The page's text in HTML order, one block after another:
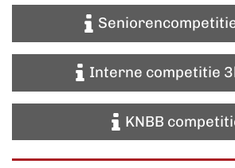
Interne competitie
KNBB